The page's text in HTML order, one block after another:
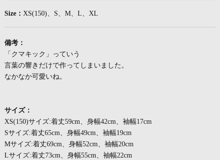
Size： XS(150)、S、M、L、XL
備考：
「クマキック」っていう
言葉の響きだけで作ってしまいました。
なかなか可愛いね。
サイズ：
XS(150)サイズ:着丈59cm、身幅42cm、袖幅17cm
Sサイズ:着丈65cm、身幅49cm、袖幅19cm
Mサイズ:着丈69cm、身幅52cm、袖幅20cm
Lサイズ:着丈73cm、身幅55cm、袖幅22cm